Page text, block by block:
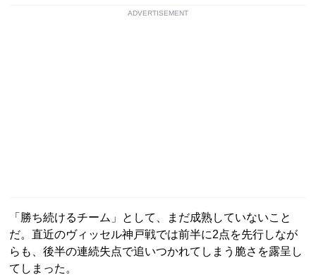
ADVERTISEMENT
「勝ち続けるチーム」として、まだ成熟していないこと
だ。直近のヴィッセル神戸戦では前半に2点を先行しなが
らも、後半の連続失点で追いつかれてしまう脆さを露呈し
てしまった。